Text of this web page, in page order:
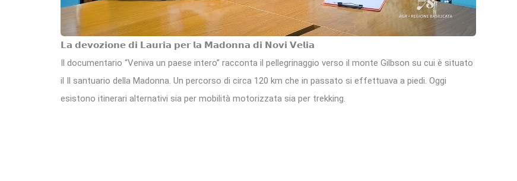
𝗟𝗮 𝗱𝗲𝘃𝗼𝘇𝗶𝗼𝗻𝗲 𝗱𝗶 𝗟𝗮𝘂𝗿𝗶𝗮 𝗽𝗲𝗿 𝗹𝗮 𝗠𝗮𝗱𝗼𝗻𝗻𝗮 𝗱𝗶 𝗡𝗼𝘃𝗶 𝗩𝗲𝗹𝗶𝗮
Il documentario “Veniva un paese intero” racconta il pellegrinaggio verso il monte Gilbson su cui è situato
il Il santuario della Madonna. Un percorso di circa 120 km che in passato si effettuava a piedi. Oggi
esistono itinerari alternativi sia per mobilità motorizzata sia per trekking.